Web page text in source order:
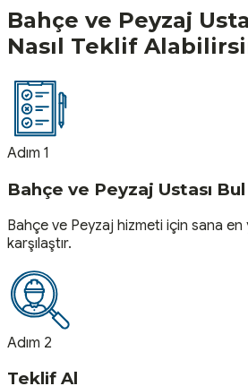
Bahçe ve Peyzaj
Nasıl Teklif
Adım 1
Bahçe ve Peyzaj Ustası Bul
Bahçe ve Peyzaj hizmeti için sana en
karşılaştır.
Adım 2
Teklif Al